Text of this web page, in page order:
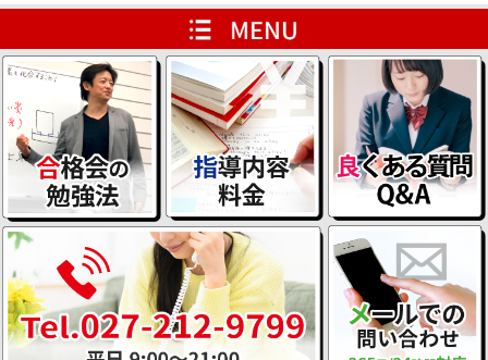
HOME レベルアップ用ページ
会員専用ページ ブログ一覧ページ
代表たすけてメール 説明会情報
よくある質問 Q&A お問い合わせ